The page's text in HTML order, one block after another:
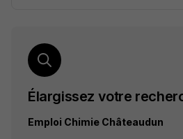
Élargissez votre
Emploi Chimie Châteaudun